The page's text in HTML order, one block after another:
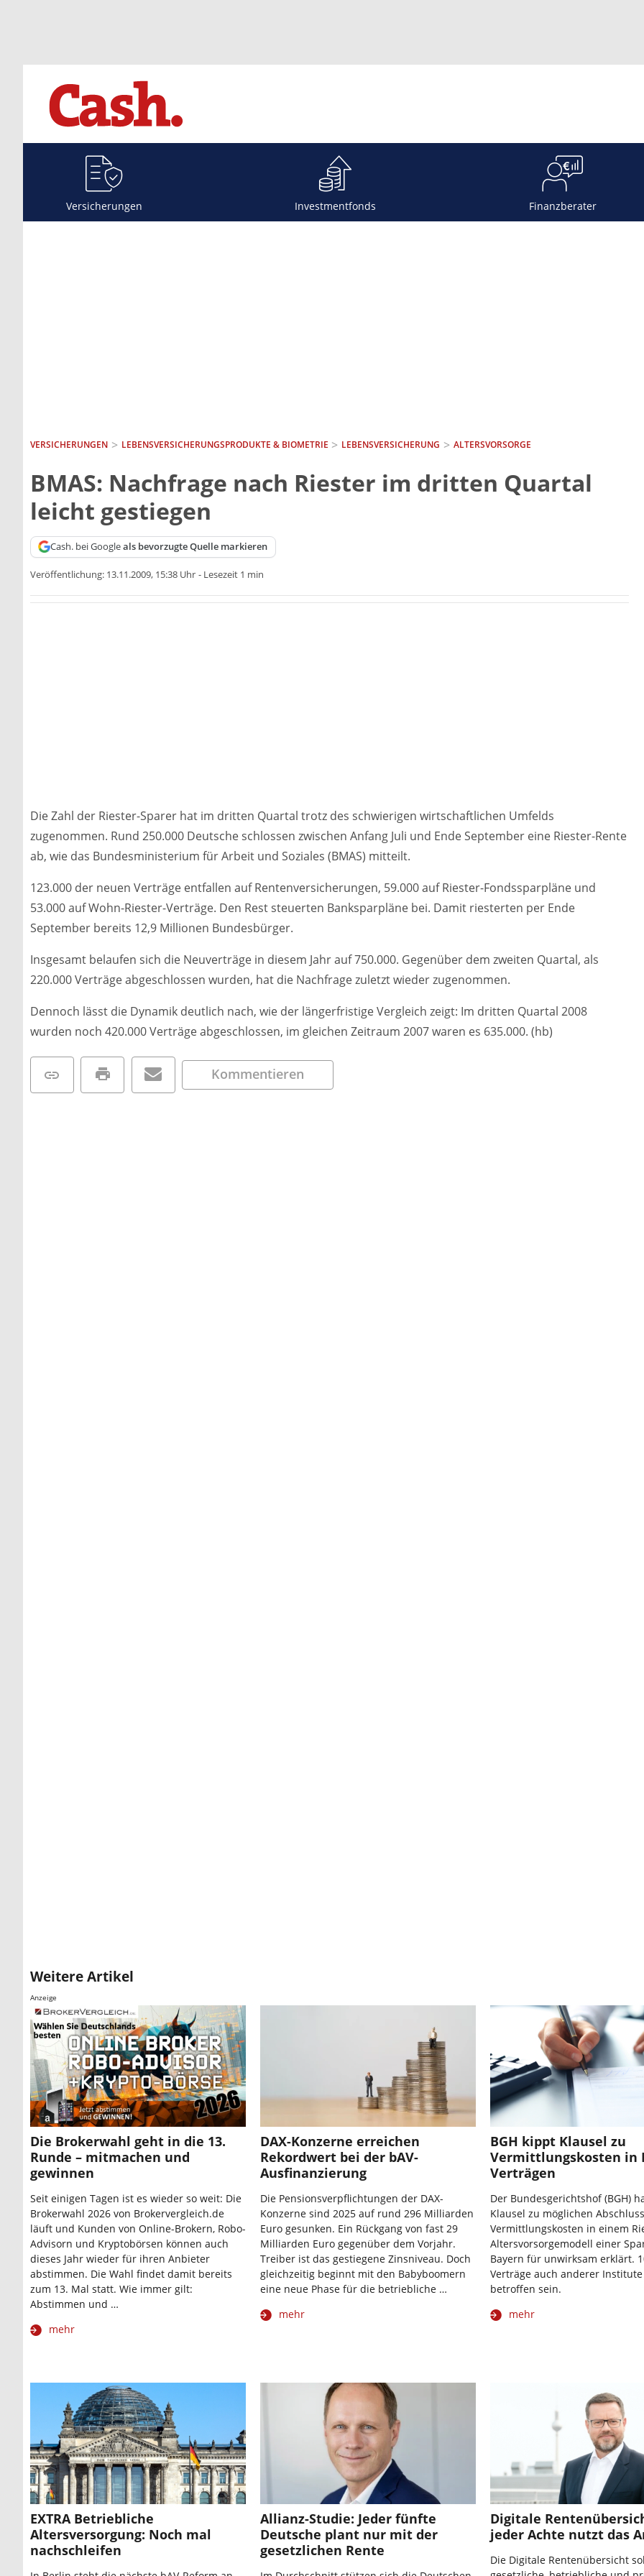
Versicherungen Investmentfonds Finanzberater
VERSICHERUNGEN LEBENSVERSICHERUNGS­PRODUKTE & BIOMETRIE LEBENSVERSICHERUNG ALTERSVORSORGE
BMAS: Nachfrage nach Riester im dritten Quartal
leicht gestiegen
Cash. bei Googleals bevorzugte Quelle markieren
Veröffentlichung: 13.11.2009, 15:38 Uhr - Lesezeit 1 min
Die Zahl der Riester-Sparer hat im dritten Quartal trotz des schwierigen wirtschaftlichen Umfelds
zugenommen. Rund 250.000 Deutsche schlossen zwischen Anfang Juli und Ende September eine Riester-Rente
ab, wie das Bundesministerium für Arbeit und Soziales (BMAS) mitteilt.
123.000 der neuen Verträge entfallen auf Rentenversicherungen, 59.000 auf Riester-Fondssparpläne und
53.000 auf Wohn-Riester-Verträge. Den Rest steuerten Banksparpläne bei. Damit riesterten per Ende
September bereits 12,9 Millionen Bundesbürger.
Insgesamt belaufen sich die Neuverträge in diesem Jahr auf 750.000. Gegenüber dem zweiten Quartal, als
220.000 Verträge abgeschlossen wurden, hat die Nachfrage zuletzt wieder zugenommen.
Dennoch lässt die Dynamik deutlich nach, wie der längerfristige Vergleich zeigt: Im dritten Quartal 2008
wurden noch 420.000 Verträge abgeschlossen, im gleichen Zeitraum 2007 waren es 635.000. (hb)
Kommentieren
Weitere Artikel
Anzeige
Die Brokerwahl geht in die 13.
Runde – mitmachen und
gewinnen
Seit einigen Tagen ist es wieder so weit: Die
Brokerwahl 2026 von Brokervergleich.de
läuft und Kunden von Online-Brokern, Robo-
Advisorn und Kryptobörsen können auch
dieses Jahr wieder für ihren Anbieter
abstimmen. Die Wahl findet damit bereits
zum 13. Mal statt. Wie immer gilt:
Abstimmen und …
mehr
DAX-Konzerne erreichen
Rekordwert bei der bAV-
Ausfinanzierung
Die Pensionsverpflichtungen der DAX-
Konzerne sind 2025 auf rund 296 Milliarden
Euro gesunken. Ein Rückgang von fast 29
Milliarden Euro gegenüber dem Vorjahr.
Treiber ist das gestiegene Zinsniveau. Doch
gleichzeitig beginnt mit den Babyboomern
eine neue Phase für die betriebliche …
mehr
BGH kippt Klausel zu
Vermittlungskosten in
Verträgen
Der Bundesgerichtshof (BGH)
Klausel zu möglichen
Vermittlungskosten in einem
Altersvorsorgemodell einer
Bayern für unwirksam erklärt.
Verträge auch anderer
betroffen sein.
mehr
EXTRA Betriebliche
Altersversorgung: Noch mal
nachschleifen
Allianz-Studie: Jeder fünfte
Deutsche plant nur mit der
gesetzlichen Rente
Digitale
jeder Achte nutzt das
Die Digitale Rentenübersicht